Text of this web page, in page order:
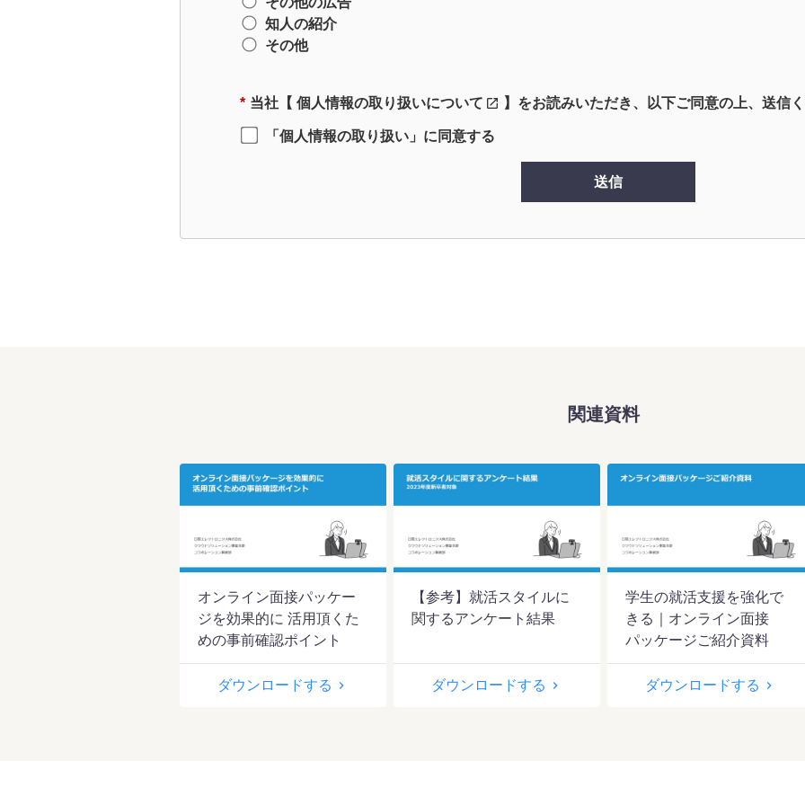
知人の紹介
その他
* 当社【 個人情報の取り扱いについて 】をお読みいただき、以下ご同意の上、送信
「個人情報の取り扱い」に同意する
送信
関連資料
オンライン面接パッケー
ジを効果的に 活用頂くた
めの事前確認ポイント
ダウンロードする
【参考】就活スタイルに
関するアンケート結果
ダウンロードする
学生の就活支援を強化で
きる｜オンライン面接
パッケージご紹介資料
ダウンロードする